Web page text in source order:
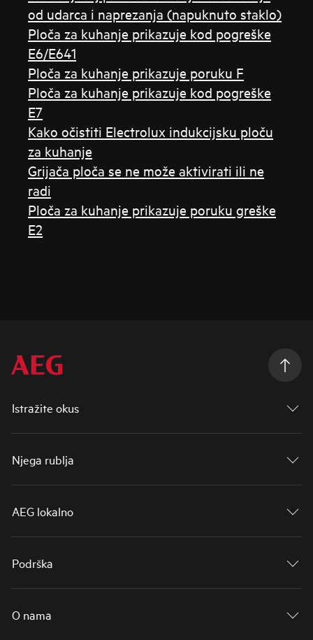
od udarca i naprezanja (napuknuto staklo)
Ploča za kuhanje prikazuje kod pogreške
E6/E641
Ploča za kuhanje prikazuje poruku F
Ploča za kuhanje prikazuje kod pogreške
E7
Kako očistiti Electrolux indukcijsku ploču
za kuhanje
Grijača ploča se ne može aktivirati ili ne
radi
Ploča za kuhanje prikazuje poruku greške
E2
Istražite okus
Njega rublja
AEG lokalno
Podrška
O nama